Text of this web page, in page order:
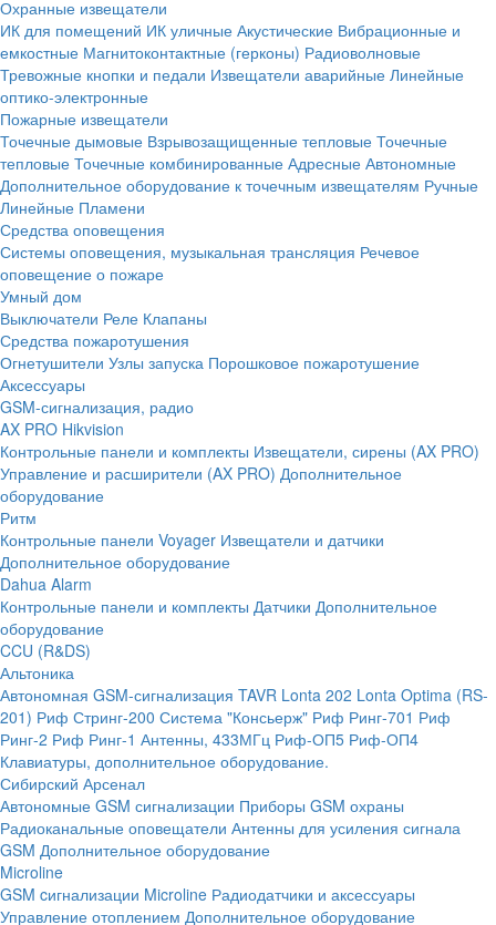
Охранные извещатели
ИК для помещений ИК уличные Акустические Вибрационные и
емкостные Магнитоконтактные (герконы) Радиоволновые
Тревожные кнопки и педали Извещатели аварийные Линейные
оптико-электронные
Пожарные извещатели
Точечные дымовые Взрывозащищенные тепловые Точечные
тепловые Точечные комбинированные Адресные Автономные
Дополнительное оборудование к точечным извещателям Ручные
Линейные Пламени
Средства оповещения
Системы оповещения, музыкальная трансляция Речевое
оповещение о пожаре
Умный дом
Выключатели Реле Клапаны
Средства пожаротушения
Огнетушители Узлы запуска Порошковое пожаротушение
Аксессуары
GSM-сигнализация, радио
AX PRO Hikvision
Контрольные панели и комплекты Извещатели, сирены (AX PRO)
Управление и расширители (AX PRO) Дополнительное
оборудование
Ритм
Контрольные панели Voyager Извещатели и датчики
Дополнительное оборудование
Dahua Alarm
Контрольные панели и комплекты Датчики Дополнительное
оборудование
CCU (R&DS)
Альтоника
Автономная GSM-сигнализация TAVR Lonta 202 Lonta Optima (RS-
201) Риф Стринг-200 Система "Консьерж" Риф Ринг-701 Риф
Ринг-2 Риф Ринг-1 Антенны, 433МГц Риф-ОП5 Риф-ОП4
Клавиатуры, дополнительное оборудование.
Сибирский Арсенал
Автономные GSM сигнализации Приборы GSM охраны
Радиоканальные оповещатели Антенны для усиления сигнала
GSM Дополнительное оборудование
Microline
GSM cигнализации Microline Радиодатчики и аксессуары
Управление отоплением Дополнительное оборудование